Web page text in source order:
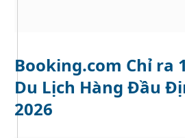
Booking.com Chỉ ra
Du Lịch Hàng Đầu
2026